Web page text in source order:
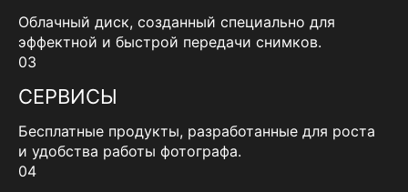
Облачный диск, созданный специально для
эффектной и быстрой передачи снимков.
03
СЕРВИСЫ
Бесплатные продукты, разработанные для роста
и удобства работы фотографа.
04